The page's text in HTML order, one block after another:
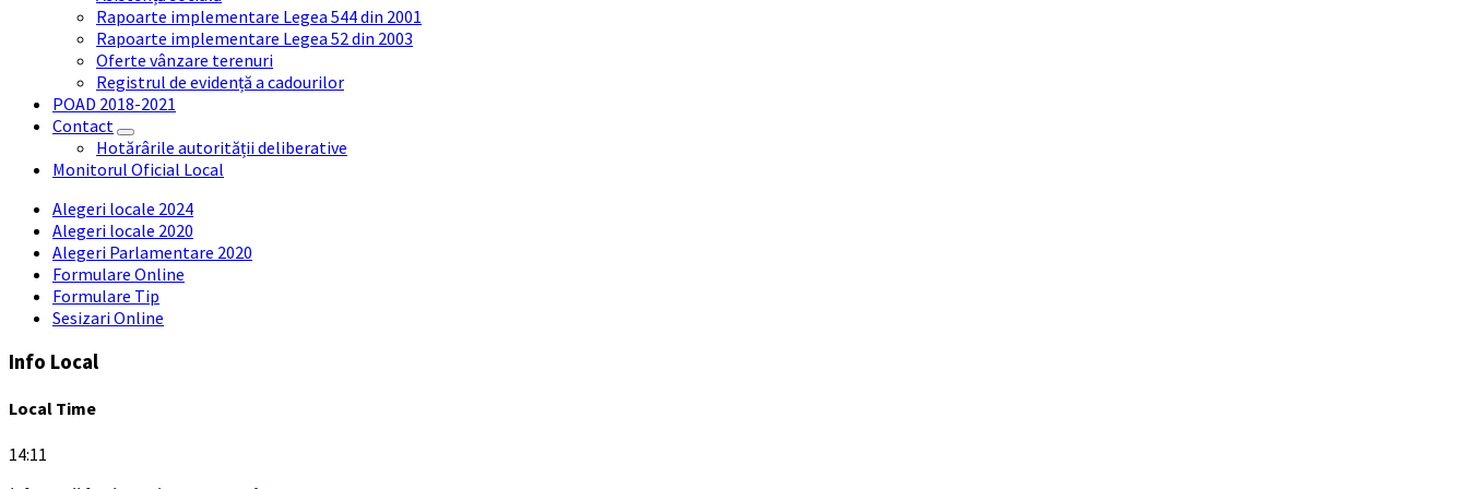
Rapoarte implementare Legea 544 din 2001
Rapoarte implementare Legea 52 din 2003
Oferte vânzare terenuri
Registrul de evidență a cadourilor
POAD 2018-2021
Contact
Hotărârile autorității deliberative
Monitorul Oficial Local
Alegeri locale 2024
Alegeri locale 2020
Alegeri Parlamentare 2020
Formulare Online
Formulare Tip
Sesizari Online
Info Local
Local Time
14:11